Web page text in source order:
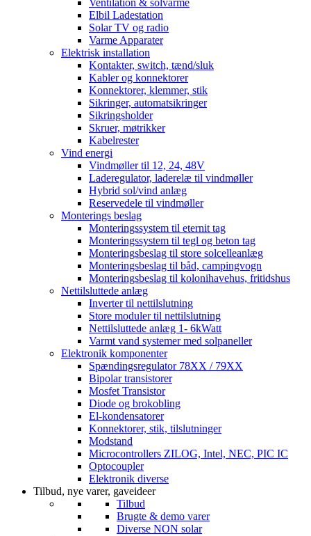
Ventilation & solvarme
Elbil Ladestation
Solar TV og radio
Varme Apparater
Elektrisk installation
Kontakter, switch, tænd/sluk
Kabler og konnektorer
Konnektorer, klemmer, stik
Sikringer, automatsikringer
Sikringsholder
Skruer, møtrikker
Kabelrester
Vind energi
Vindmøller til 12, 24, 48V
Laderegulator, laderelæ til vindmøller
Hybrid sol/vind anlæg
Reservedele til vindmøller
Monterings beslag
Monteringssystem til eternit tag
Monteringssystem til tegl og beton tag
Monteringsbeslag til store solcelleanlæg
Monteringsbeslag til båd, campingvogn
Monteringsbeslag til kolonihavehus, fritidshus
Nettilsluttede anlæg
Inverter til nettilslutning
Store moduler til nettilslutning
Nettilsluttede anlæg 1- 6kWatt
Varmt vand systemer med solpaneller
Elektronik komponenter
Spændingsregulator 78XX / 79XX
Bipolar transistorer
Mosfet Transistor
Diode og brokobling
El-kondensatorer
Konnektorer, stik, tilslutninger
Modstand
Microcontrollers ZILOG, Intel, NEC, PIC IC
Optocoupler
Elektronik diverse
Tilbud, nye varer, gaveideer
Tilbud
Brugte & demo varer
Diverse NON solar